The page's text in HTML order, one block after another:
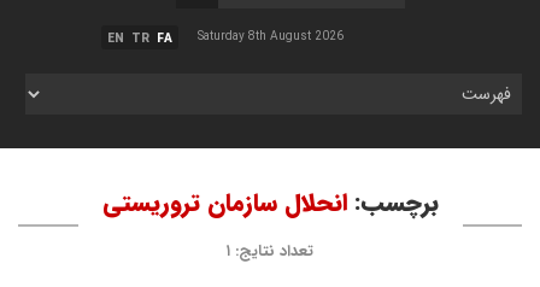
FA
TR
EN Saturday 8th August 2026
برچسب:انحلال سازمان تروریستی
تعداد نتایج: ۱